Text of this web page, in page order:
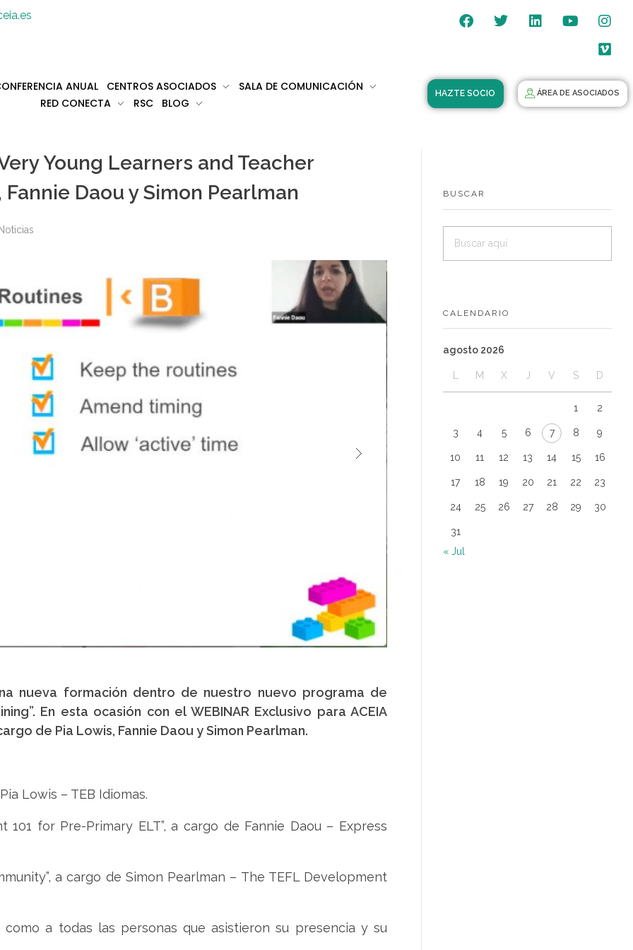
ANUAL CENTROS ASOCIADOS
SALA DE COMUNICACIÓN
RED CONECTA
RSC BLOG
HAZTE SOCIO ÁREA DE ASOCIADOS
Young Learners and Teacher
Daou y Simon Pearlman
Noticias
nueva formación dentro de nuestro nuevo programa de
En esta ocasión con el WEBINAR Exclusivo para ACEIA
de Pia Lowis, Fannie Daou y Simon Pearlman.
Lowis – TEB Idiomas.
101 for Pre-Primary ELT”, a cargo de Fannie Daou – Express
a cargo de Simon Pearlman – The TEFL Development
a todas las personas que asistieron su presencia y su
BUSCAR
CALENDARIO
agosto 2026
L M X J V S D
1 2
3 4 5 6 7 8 9
10 11 12 13 14 15 16
17 18 19 20 21 22 23
24 25 26 27 28 29 30
31
« Jul